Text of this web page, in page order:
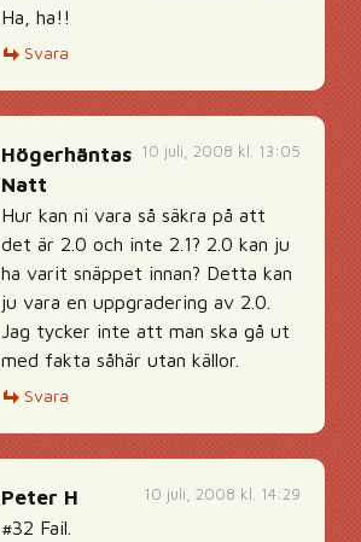
Ha, ha!!
Svara
10 juli, 2008 kl. 13:05
Högerhäntas
Natt
Hur kan ni vara så säkra på att
det är 2.0 och inte 2.1? 2.0 kan ju
ha varit snäppet innan? Detta kan
ju vara en uppgradering av 2.0.
Jag tycker inte att man ska gå ut
med fakta såhär utan källor.
Svara
10 juli, 2008 kl. 14:29
Peter H
#32 Fail.